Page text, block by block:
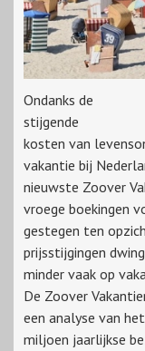
Ondanks de
stijgende
kosten van
vakantie bij
nieuwste Zoover
vroege boekingen
gestegen ten
prijsstijgingen
minder vaak op
De Zoover
een analyse van
miljoen jaarlijkse